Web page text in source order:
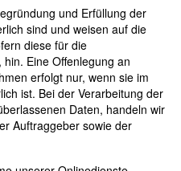
und Erfüllung der
sind und weisen auf die
diese für die
Eine Offenlegung an
erfolgt nur, wenn sie im
ist. Bei der Verarbeitung der
Daten, handeln wir
Auftraggeber sowie der